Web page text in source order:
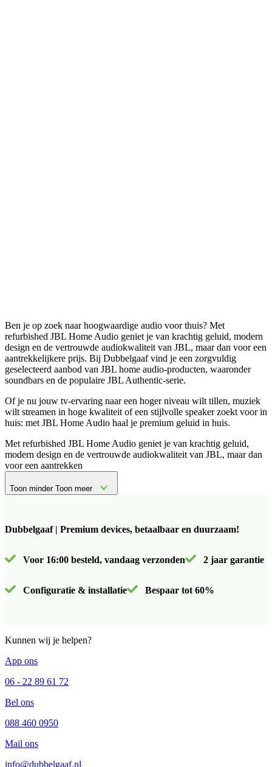
Ben je op zoek naar hoogwaardige audio voor thuis? Met
refurbished JBL Home Audio geniet je van krachtig geluid, modern
design en de vertrouwde audiokwaliteit van JBL, maar dan voor een
aantrekkelijkere prijs. Bij Dubbelgaaf vind je een zorgvuldig
geselecteerd aanbod van JBL home audio-producten, waaronder
soundbars en de populaire JBL Authentic-serie.
Of je nu jouw tv-ervaring naar een hoger niveau wilt tillen, muziek
wilt streamen in hoge kwaliteit of een stijlvolle speaker zoekt voor in
huis: met JBL Home Audio haal je premium geluid in huis.
Met refurbished JBL Home Audio geniet je van krachtig geluid,
modern design en de vertrouwde audiokwaliteit van JBL, maar dan
voor een aantrekken
Toon minder Toon meer
Dubbelgaaf | Premium devices, betaalbaar en duurzaam!
Voor 16:00 besteld, vandaag verzonden 2 jaar garantie
Configuratie & installatie Bespaar tot 60%
Kunnen wij je helpen?
App ons
06 - 22 89 61 72
Bel ons
088 460 0950
Mail ons
info@dubbelgaaf.nl